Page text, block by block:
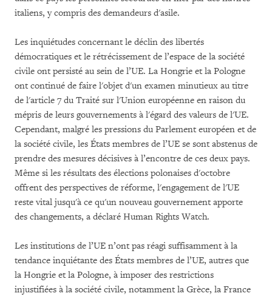
italiens, y compris des demandeurs d'asile.
Les inquiétudes concernant le déclin des libertés
démocratiques et le rétrécissement de l’espace de la société
civile ont persisté au sein de l’UE. La Hongrie et la Pologne
ont continué de faire l'objet d'un examen minutieux au titre
de l'article 7 du Traité sur l'Union européenne en raison du
mépris de leurs gouvernements à l'égard des valeurs de l'UE.
Cependant, malgré les pressions du Parlement européen et de
la société civile, les États membres de l’UE se sont abstenus de
prendre des mesures décisives à l’encontre de ces deux pays.
Même si les résultats des élections polonaises d'octobre
offrent des perspectives de réforme, l'engagement de l'UE
reste vital jusqu'à ce qu'un nouveau gouvernement apporte
des changements, a déclaré Human Rights Watch.
Les institutions de l’UE n’ont pas réagi suffisamment à la
tendance inquiétante des États membres de l’UE, autres que
la Hongrie et la Pologne, à imposer des restrictions
injustifiées à la société civile, notamment la Grèce, la France